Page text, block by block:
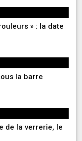
» : la date
la barre
de la verrerie, le